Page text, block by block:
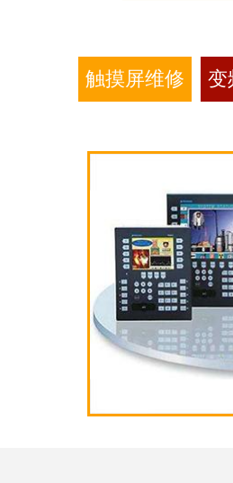
触摸屏维修 变